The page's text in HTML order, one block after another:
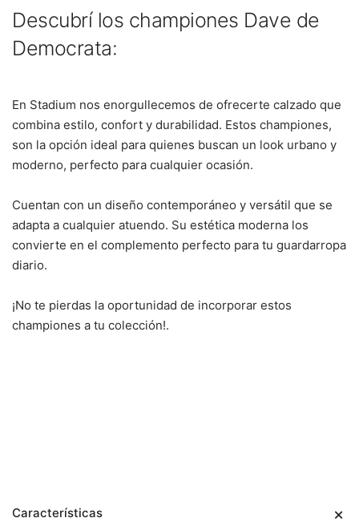
Descubrí los championes Dave de
Democrata:
En Stadium nos enorgullecemos de ofrecerte calzado que
combina estilo, confort y durabilidad. Estos championes,
son la opción ideal para quienes buscan un look urbano y
moderno, perfecto para cualquier ocasión.
Cuentan con un diseño contemporáneo y versátil que se
adapta a cualquier atuendo. Su estética moderna los
convierte en el complemento perfecto para tu guardarropa
diario.
¡No te pierdas la oportunidad de incorporar estos
championes a tu colección!.
Características